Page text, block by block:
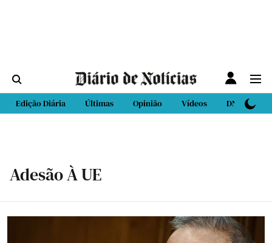
Edição Diária Últimas Opinião Vídeos DN Sport
Adesão À UE